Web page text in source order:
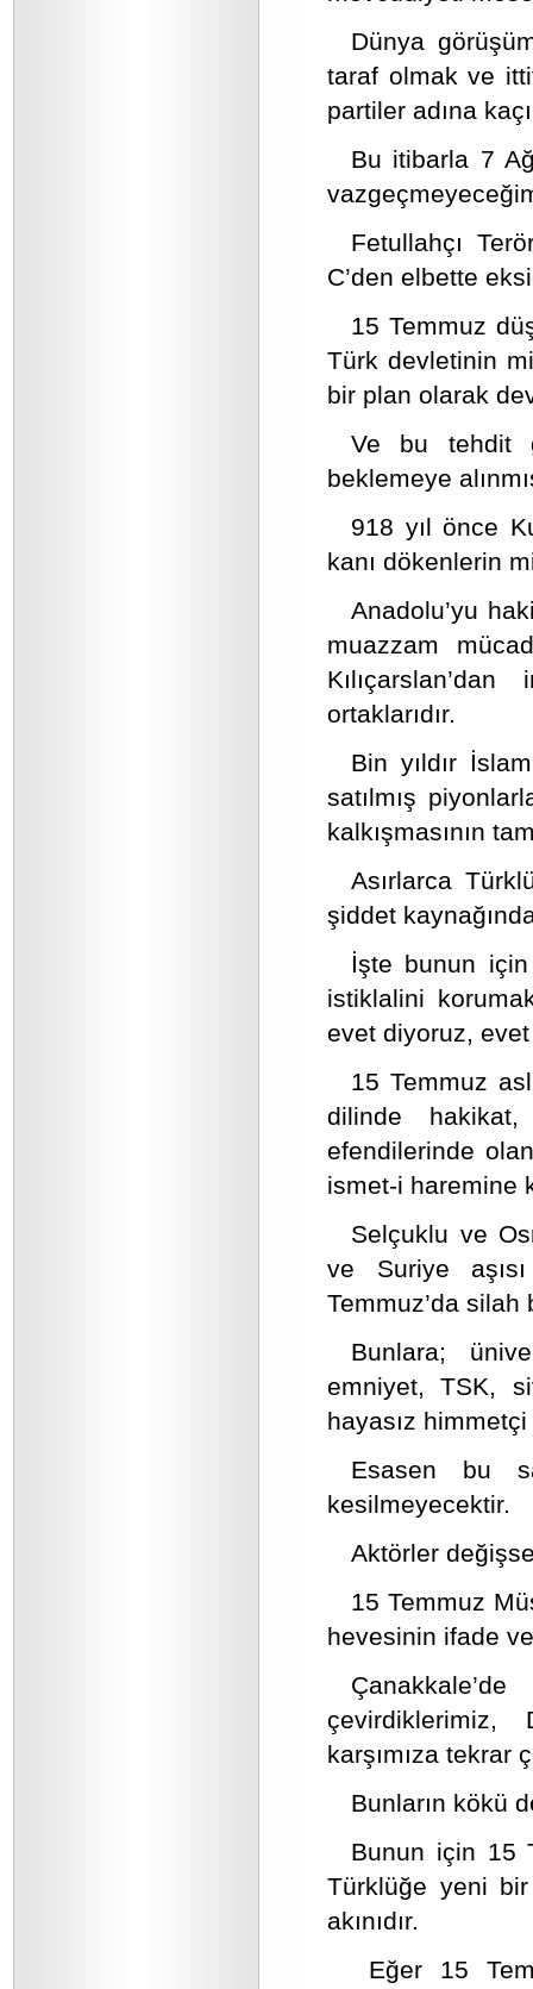
Dünya
taraf olmak ve
partiler adına
Bu itibarla 7
Fetullahçı
C’den elbette
15 Temmuz
Türk devletinin
bir plan olarak
Ve bu tehdit
beklemeye
918 yıl önce
kanı dökenlerin
Anadolu’yu
muazzam
ortaklarıdır.
Bin yıldır
satılmış
kalkışmasının
Asırlarca
şiddet
İşte bunun
istiklalini
evet diyoruz,
15 Temmuz
dilinde
efendilerinde
ismet-i haremine
Selçuklu ve
ve Suriye
Temmuz’da silah
Bunlara;
emniyet, TSK,
hayasız
Esasen bu
kesilmeyecektir.
Aktörler
15 Temmuz
hevesinin ifade ve
çevirdiklerimiz,
karşımıza tekrar
Bunların kökü
Bunun için 15
Türklüğe yeni bir
akınıdır.
Eğer 15